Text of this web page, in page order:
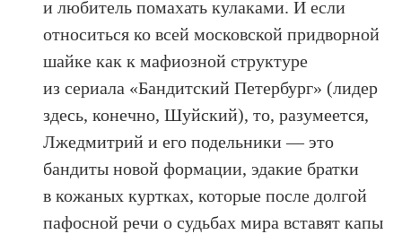
и любитель помахать кулаками. И если
относиться ко всей московской придворной
шайке как к мафиозной структуре
из сериала «Бандитский Петербург» (лидер
здесь, конечно, Шуйский), то, разумеется,
Лжедмитрий и его подельники — это
бандиты новой формации, эдакие братки
в кожаных куртках, которые после долгой
пафосной речи о судьбах мира вставят капы